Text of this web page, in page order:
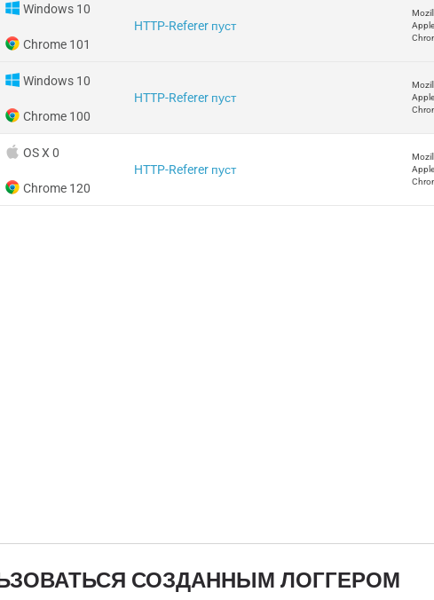
Windows 10
Chrome 101
HTTP-Referer пуст
Windows 10
Chrome 100
HTTP-Referer пуст
OS X 0
Chrome 120
HTTP-Referer пуст
СОЗДАННЫМ ЛОГГЕРОМ